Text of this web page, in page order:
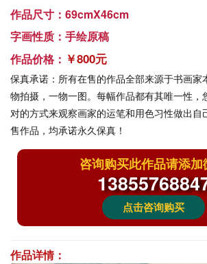
作品尺寸：69cmX46cm
字画性质：手绘原稿
作品价格： ￥800元
保真承诺： 所有在售的作品全部来源于书画家
物拍摄，一物一图。每幅作品都有其唯一性，
对的方式来观察画家的运笔和用色习性做出自
售作品，均承诺永久保真！
咨询购买此作品请添加
点击咨询购买
作品详情：